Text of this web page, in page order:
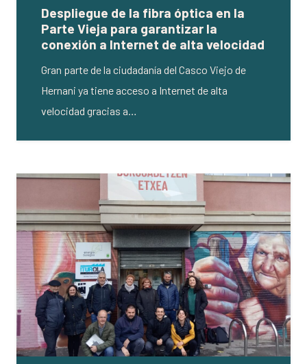
Despliegue de la fibra óptica en la
Parte Vieja para garantizar la
conexión a Internet de alta velocidad
Gran parte de la ciudadanía del Casco Viejo de
Hernani ya tiene acceso a Internet de alta
velocidad gracias a…